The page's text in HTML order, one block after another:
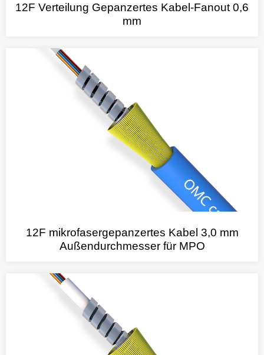
12F Verteilung Gepanzertes Kabel-Fanout 0,6
mm
12F mikrofasergepanzertes Kabel 3,0 mm
Außendurchmesser für MPO